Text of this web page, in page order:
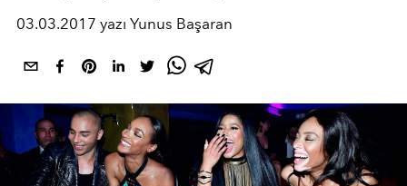
03.03.2017 yazı Yunus Başaran